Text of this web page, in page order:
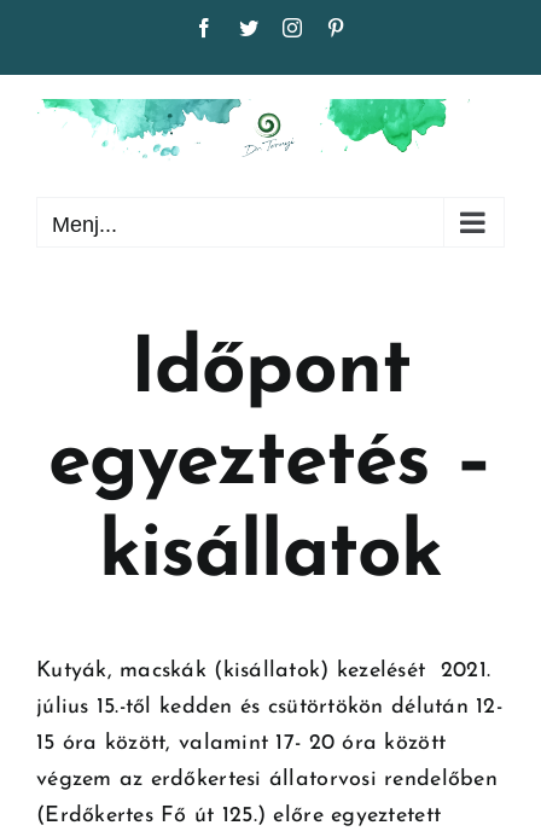
Facebook
TwitterInstagram
Menj...
Időpont
egyeztetés –
kisállatok
Kutyák, macskák (kisállatok) kezelését 2021.
július 15.-től kedden és csütörtökön délután 12-
15 óra között, valamint 17- 20 óra között
végzem az erdőkertesi állatorvosi rendelőben
(Erdőkertes Fő út 125.) előre egyeztetett